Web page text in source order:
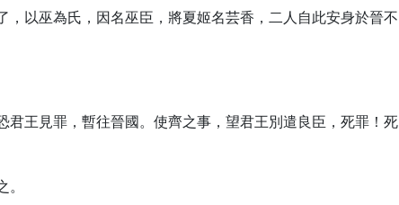
，以巫為氏，因名巫臣，將夏姬名芸香，二人自此安身於晉不
君王見罪，暫往晉國。使齊之事，望君王別遣良臣，死罪！死
。